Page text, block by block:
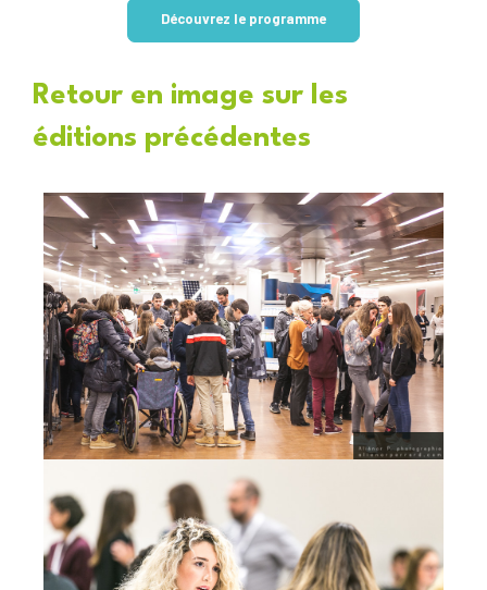
Découvrez le programme
Retour en image sur les
éditions précédentes